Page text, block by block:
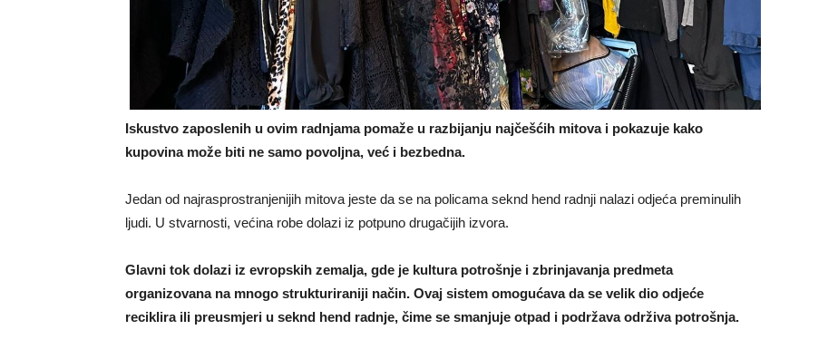
Iskustvo zaposlenih u ovim radnjama pomaže u razbijanju najčešćih mitova i pokazuje kako
kupovina može biti ne samo povoljna, već i bezbedna.
Jedan od najrasprostranjenijih mitova jeste da se na policama seknd hend radnji nalazi odjeća preminulih
ljudi. U stvarnosti, većina robe dolazi iz potpuno drugačijih izvora.
Glavni tok dolazi iz evropskih zemalja, gde je kultura potrošnje i zbrinjavanja predmeta
organizovana na mnogo strukturiraniji način. Ovaj sistem omogućava da se velik dio odjeće
reciklira ili preusmjeri u seknd hend radnje, čime se smanjuje otpad i podržava održiva potrošnja.